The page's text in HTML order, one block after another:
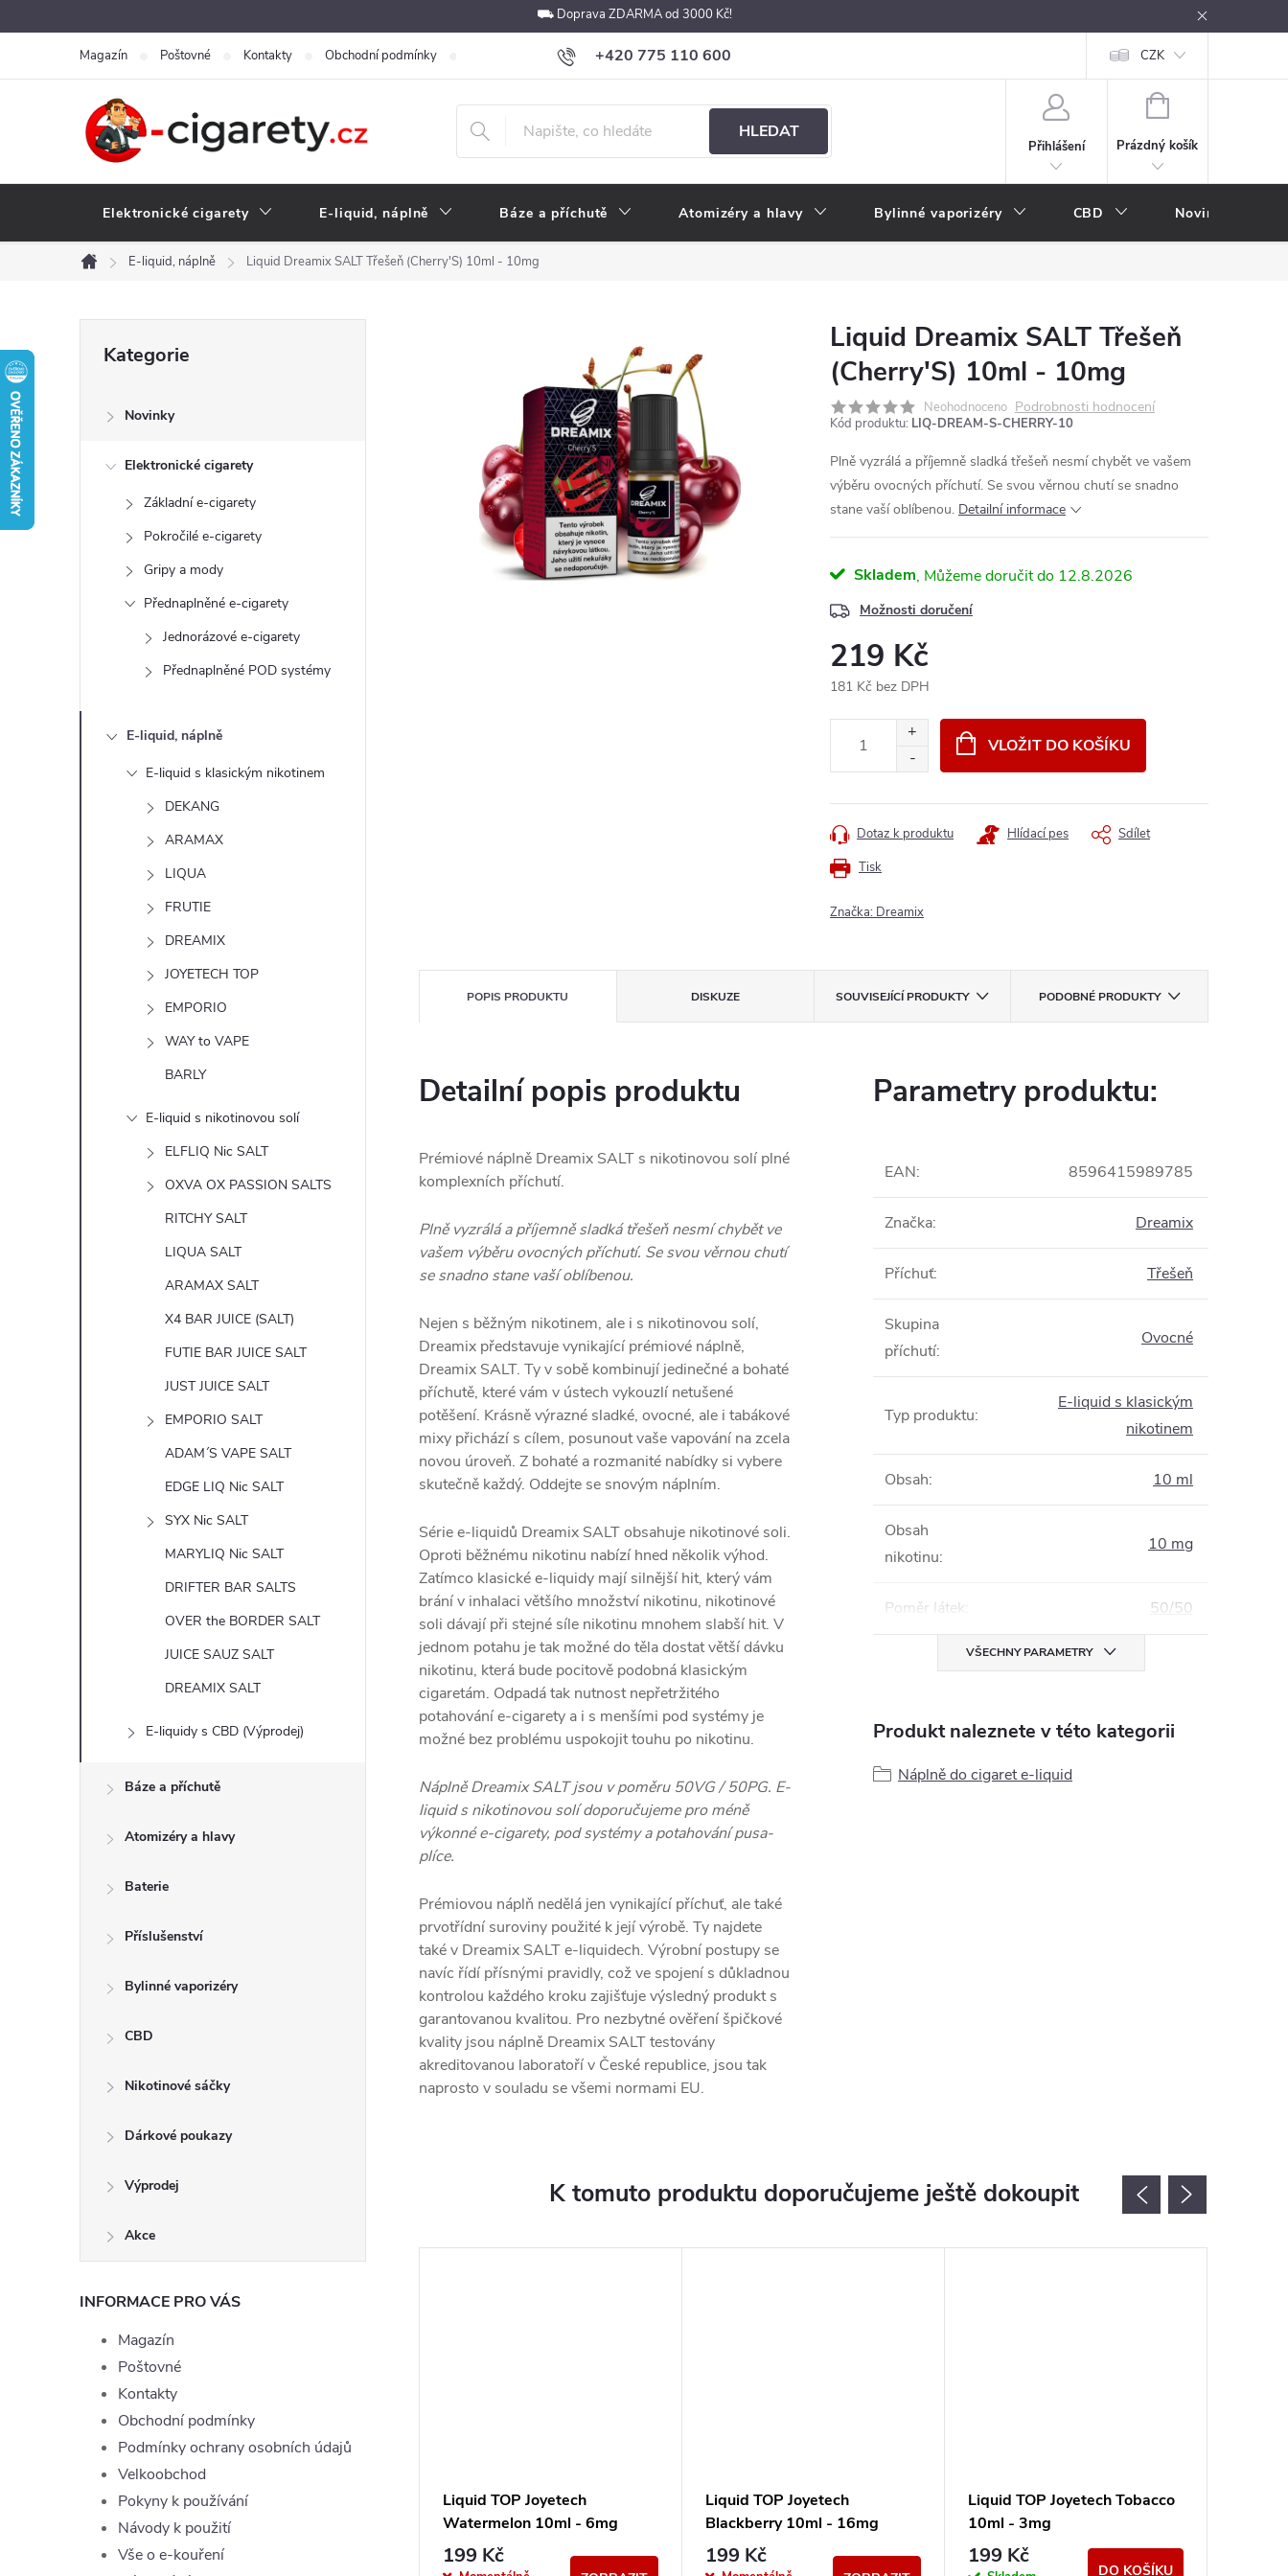
na
⛟ Doprava ZDARMA od 3000 Kč!
+420 775 110 600
obchod@e-cigarety.cz
Magazín Poštovné Kontakty Obchodní podmínky Podmínky ochrany osobních údajů Velkoobchod Vše o e-kouření Nákupní rádce
CZK
HLEDAT
Přihlášení
NÁKUPNÍ
Prázdný košík
Elektronické cigarety E-liquid, náplně Báze a příchutě Atomizéry a hlavy Bylinné vaporizéry CBD Novinky
Domů
E-liquid, náplně Liquid Dreamix SALT Třešeň (Cherry'S) 10ml - 10mg
í
kategorie
Kategorie
Novinky
Elektronické cigarety
Základní e-cigarety
Pokročilé e-cigarety
Gripy a mody
Přednaplněné e-cigarety
Jednorázové e-cigarety
Přednaplněné POD systémy
E-liquid, náplně
E-liquid s klasickým nikotinem
DEKANG
ARAMAX
LIQUA
FRUTIE
DREAMIX
JOYETECH TOP
EMPORIO
WAY to VAPE
BARLY
E-liquid s nikotinovou solí
ELFLIQ Nic SALT
OXVA OX PASSION SALTS
RITCHY SALT
LIQUA SALT
ARAMAX SALT
X4 BAR JUICE (SALT)
FUTIE BAR JUICE SALT
JUST JUICE SALT
EMPORIO SALT
ADAM´S VAPE SALT
EDGE LIQ Nic SALT
SYX Nic SALT
MARYLIQ Nic SALT
DRIFTER BAR SALTS
OVER the BORDER SALT
JUICE SAUZ SALT
DREAMIX SALT
E-liquidy s CBD (Výprodej)
Báze a příchutě
Atomizéry a hlavy
Baterie
Příslušenství
Bylinné vaporizéry
CBD
Nikotinové sáčky
Dárkové poukazy
Výprodej
Akce
INFORMACE PRO VÁS
Magazín
Poštovné
Kontakty
Obchodní podmínky
Podmínky ochrany osobních údajů
Velkoobchod
Pokyny k používání
Návody k použití
Vše o e-kouření
Liquid Dreamix SALT Třešeň
(Cherry'S) 10ml - 10mg
Neohodnoceno Podrobnosti hodnocení
Kód produktu: LIQ-DREAM-S-CHERRY-10
Plně vyzrálá a příjemně sladká třešeň nesmí chybět ve vašem
výběru ovocných příchutí. Se svou věrnou chutí se snadno
stane vaší oblíbenou. Detailní informace
Skladem 12.8.2026
Možnosti doručení
219 Kč
181 Kč bez DPH
VLOŽIT DO KOŠÍKU
Tisk
Dotaz k produktu Hlídací pes Sdílet
Značka: Dreamix
POPIS PRODUKTU DISKUZE SOUVISEJÍCÍ PRODUKTY PODOBNÉ PRODUKTY
Detailní popis produktu
Prémiové náplně Dreamix SALT s nikotinovou solí plné
komplexních příchutí.
Plně vyzrálá a příjemně sladká třešeň nesmí chybět ve
vašem výběru ovocných příchutí. Se svou věrnou chutí
se snadno stane vaší oblíbenou.
Nejen s běžným nikotinem, ale i s nikotinovou solí,
Dreamix představuje vynikající prémiové náplně,
Dreamix SALT. Ty v sobě kombinují jedinečné a bohaté
příchutě, které vám v ústech vykouzlí netušené
potěšení. Krásně výrazné sladké, ovocné, ale i tabákové
mixy přichází s cílem, posunout vaše vapování na zcela
novou úroveň. Z bohaté a rozmanité nabídky si vybere
skutečně každý. Oddejte se snovým náplním.
Série e-liquidů Dreamix SALT obsahuje nikotinové soli.
Oproti běžnému nikotinu nabízí hned několik výhod.
Zatímco klasické e-liquidy mají silnější hit, který vám
brání v inhalaci většího množství nikotinu, nikotinové
soli dávají při stejné síle nikotinu mnohem slabší hit. V
jednom potahu je tak možné do těla dostat větší dávku
nikotinu, která bude pocitově podobná klasickým
cigaretám. Odpadá tak nutnost nepřetržitého
potahování e-cigarety a i s menšími pod systémy je
možné bez problému uspokojit touhu po nikotinu.
Náplně Dreamix SALT jsou v poměru 50VG / 50PG. E-
liquid s nikotinovou solí doporučujeme pro méně
výkonné e-cigarety, pod systémy a potahování pusa-
plíce.
Prémiovou náplň nedělá jen vynikající příchuť, ale také
prvotřídní suroviny použité k její výrobě. Ty najdete
také v Dreamix SALT e-liquidech. Výrobní postupy se
navíc řídí přísnými pravidly, což ve spojení s důkladnou
kontrolou každého kroku zajišťuje výsledný produkt s
garantovanou kvalitou. Pro nezbytné ověření špičkové
kvality jsou náplně Dreamix SALT testovány
akreditovanou laboratoří v České republice, jsou tak
naprosto v souladu se všemi normami EU.
Parametry produktu:
EAN: 8596415989785
Značka: Dreamix
Příchuť: Třešeň
Skupina
příchutí:
Ovocné
Typ produktu:
E-liquid s klasickým
nikotinem
Obsah: 10 ml
Obsah
nikotinu:
10 mg
Poměr látek: 50/50
VŠECHNY PARAMETRY
Produkt naleznete v této kategorii
Náplně do cigaret e-liquid
K tomuto produktu doporučujeme ještě dokoupit
Liquid TOP Joyetech Red Mix
10ml - 0mg
199 Kč
Liquid TOP Joyetech
Watermelon 10ml - 6mg
199 Kč
Liquid TOP Joyetech
Blackberry 10ml - 16mg
199 Kč
Liquid TOP Joyetech Tobacco
10ml - 3mg
199 Kč
DO KOŠÍKU